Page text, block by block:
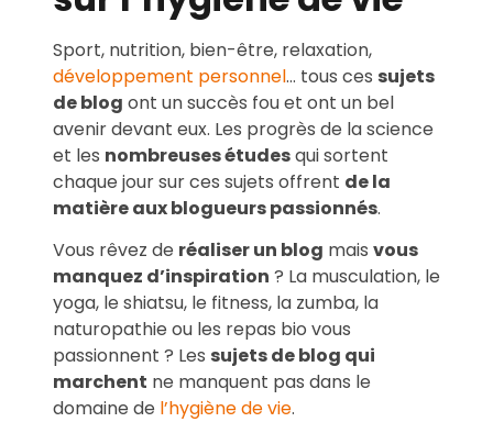
Sport, nutrition, bien-être, relaxation,
développement personnel… tous ces sujets
de blog ont un succès fou et ont un bel
avenir devant eux. Les progrès de la science
et les nombreuses étudesqui sortent
chaque jour sur ces sujets offrent de la
matière aux blogueurs passionnés.
Vous rêvez de réaliser un blog mais vous
manquez d’inspiration ? La musculation, le
yoga, le shiatsu, le fitness, la zumba, la
naturopathie ou les repas bio vous
passionnent ? Les sujets de blog qui
marchent ne manquent pas dans le
domaine de l’hygiène de vie.